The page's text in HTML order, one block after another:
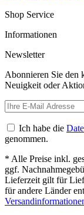
Shop Service
Informationen
Newsletter
Abonnieren Sie den
Neuigkeit oder
Ich habe die
genommen.
* Alle Preise inkl.
ggf.
Lieferzeit gilt für
für andere Länder